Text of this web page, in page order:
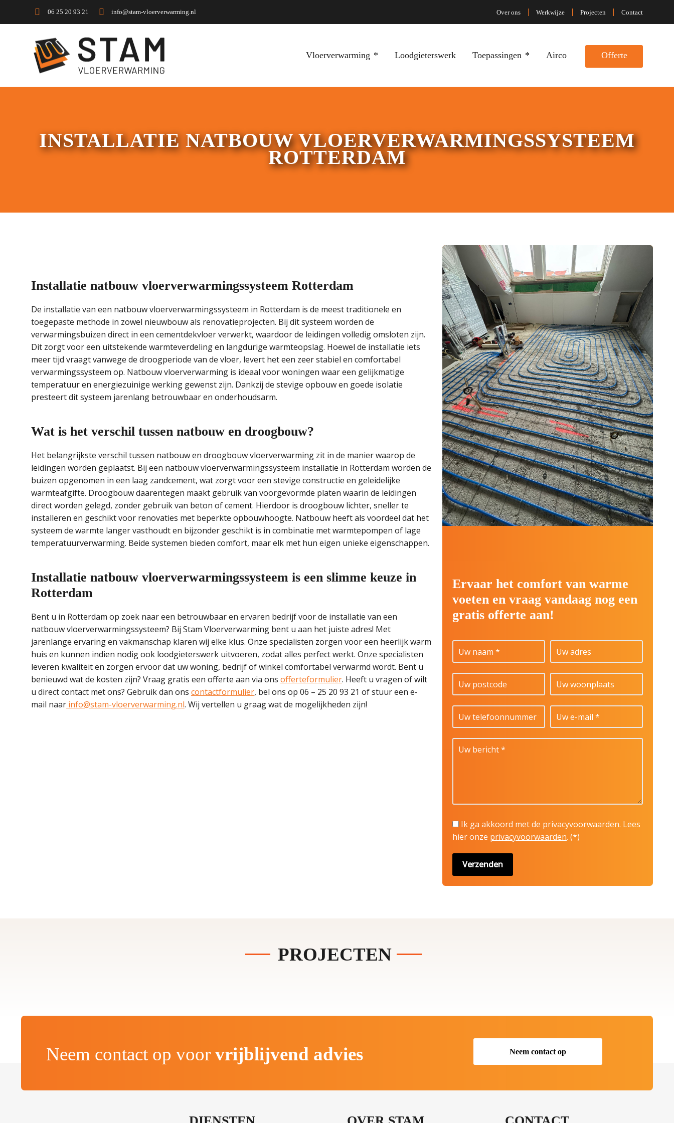
06 25 20 93 21 info@stam-vloerverwarming.nl Over ons Werkwijze Projecten Contact
Vloerverwarming Loodgieterswerk Toepassingen Airco Offerte
INSTALLATIE NATBOUW VLOERVERWARMINGSSYSTEEM
ROTTERDAM
Installatie natbouw vloerverwarmingssysteem Rotterdam
De installatie van een natbouw vloerverwarmingssysteem in Rotterdam is de meest traditionele en
toegepaste methode in zowel nieuwbouw als renovatieprojecten. Bij dit systeem worden de
verwarmingsbuizen direct in een cementdekvloer verwerkt, waardoor de leidingen volledig omsloten zijn.
Dit zorgt voor een uitstekende warmteverdeling en langdurige warmteopslag. Hoewel de installatie iets
meer tijd vraagt vanwege de droogperiode van de vloer, levert het een zeer stabiel en comfortabel
verwarmingssysteem op. Natbouw vloerverwarming is ideaal voor woningen waar een gelijkmatige
temperatuur en energiezuinige werking gewenst zijn. Dankzij de stevige opbouw en goede isolatie
presteert dit systeem jarenlang betrouwbaar en onderhoudsarm.
Wat is het verschil tussen natbouw en droogbouw?
Het belangrijkste verschil tussen natbouw en droogbouw vloerverwarming zit in de manier waarop de
leidingen worden geplaatst. Bij een natbouw vloerverwarmingssysteem installatie in Rotterdam worden de
buizen opgenomen in een laag zandcement, wat zorgt voor een stevige constructie en geleidelijke
warmteafgifte. Droogbouw daarentegen maakt gebruik van voorgevormde platen waarin de leidingen
direct worden gelegd, zonder gebruik van beton of cement. Hierdoor is droogbouw lichter, sneller te
installeren en geschikt voor renovaties met beperkte opbouwhoogte. Natbouw heeft als voordeel dat het
systeem de warmte langer vasthoudt en bijzonder geschikt is in combinatie met warmtepompen of lage
temperatuurverwarming. Beide systemen bieden comfort, maar elk met hun eigen unieke eigenschappen.
Installatie natbouw vloerverwarmingssysteem is een slimme keuze in
Rotterdam
Bent u in Rotterdam op zoek naar een betrouwbaar en ervaren bedrijf voor de installatie van een
natbouw vloerverwarmingssysteem? Bij Stam Vloerverwarming bent u aan het juiste adres! Met
jarenlange ervaring en vakmanschap klaren wij elke klus. Onze specialisten zorgen voor een heerlijk warm
huis en kunnen indien nodig ook loodgieterswerk uitvoeren, zodat alles perfect werkt. Onze specialisten
leveren kwaliteit en zorgen ervoor dat uw woning, bedrijf of winkel comfortabel verwarmd wordt. Bent u
benieuwd wat de kosten zijn? Vraag gratis een offerte aan via ons offerteformulier. Heeft u vragen of wilt
u direct contact met ons? Gebruik dan ons contactformulier, bel ons op 06 – 25 20 93 21 of stuur een e-
mail naar info@stam-vloerverwarming.nl. Wij vertellen u graag wat de mogelijkheden zijn!
Ervaar het comfort van warme
voeten en vraag vandaag nog een
gratis offerte aan!
Ik ga akkoord met de privacyvoorwaarden. Lees
hier onze privacyvoorwaarden. (*)
PROJECTEN
Neem contact op voor vrijblijvend advies Neem contact op